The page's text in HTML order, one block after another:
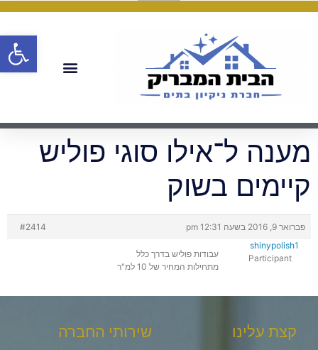
מענה ל־אילו סוגי פוליש
קיימים בשוק
פברואר 9, 2016 בשעה 12:31 pm
#2414
shinypolish1
Participant
עבודות פוליש בדרך כלל
מתחילות המחיר של 10 למ"ר
קצת עלינו שירותי החברה